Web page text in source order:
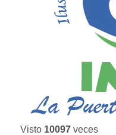
Visto 10097 veces